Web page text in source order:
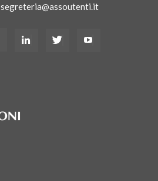
segreteria@assoutenti.it